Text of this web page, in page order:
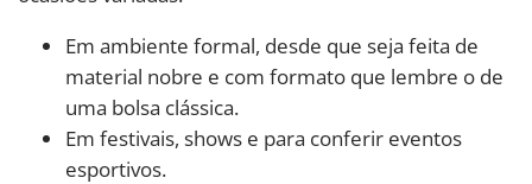
Em ambiente formal, desde que seja feita de
material nobre e com formato que lembre o de
uma bolsa clássica.
Em festivais, shows e para conferir eventos
esportivos.